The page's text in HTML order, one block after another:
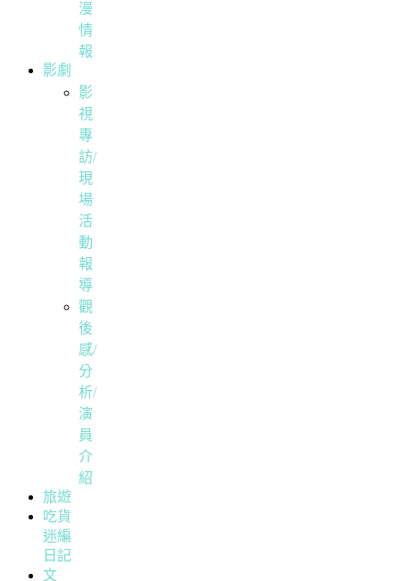
漫
情
報
影劇
影
視
專
訪/
現
場
活
動
報
導
觀
後
感/
分
析/
演
員
介
紹
旅遊
吃貨
迷編
日記
文